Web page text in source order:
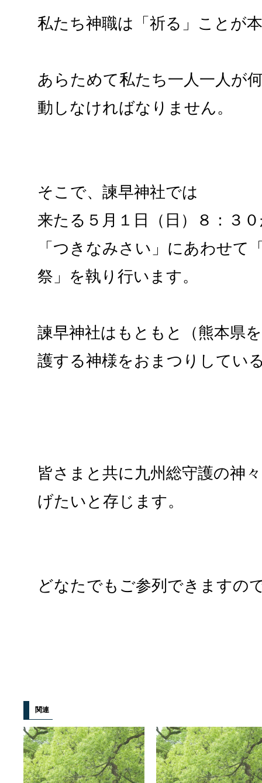
私たち神職は「祈る」ことが
あらためて私たち一人一人が
動しなければなりません。
そこで、諫早神社では
来たる５月１日（日）８：３
「つきなみさい」にあわせて
祭」を執り行います。
諫早神社はもともと（熊本県
護する神様をおまつりしてい
皆さまと共に九州総守護の神
げたいと存じます。
どなたでもご参列できますの
関連